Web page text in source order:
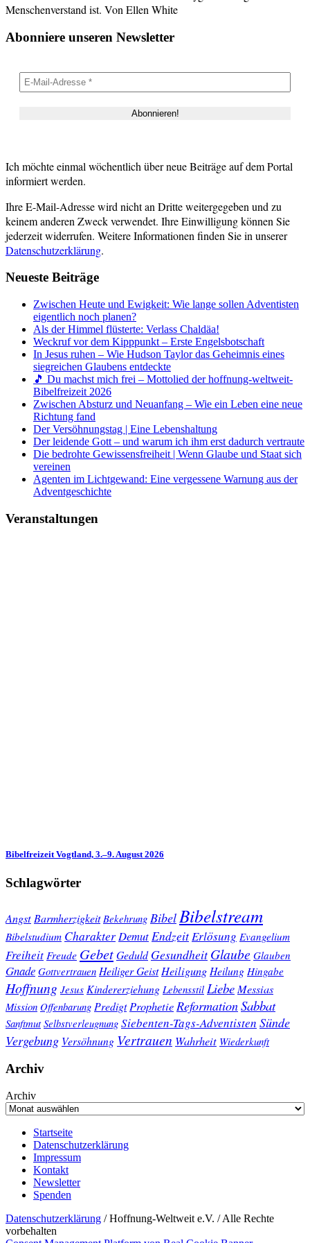
Menschenverstand ist. Von Ellen White
Abonniere unseren Newsletter
Ich möchte einmal wöchentlich über neue Beiträge auf dem Portal
informiert werden.
Ihre E-Mail-Adresse wird nicht an Dritte weitergegeben und zu
keinem anderen Zweck verwendet. Ihre Einwilligung können Sie
jederzeit widerrufen. Weitere Informationen finden Sie in unserer
Datenschutzerklärung.
Neueste Beiträge
Zwischen Heute und Ewigkeit: Wie lange sollen Adventisten
eigentlich noch planen?
Als der Himmel flüsterte: Verlass Chaldäa!
Weckruf vor dem Kipppunkt – Erste Engelsbotschaft
In Jesus ruhen – Wie Hudson Taylor das Geheimnis eines
siegreichen Glaubens entdeckte
🎵 Du machst mich frei – Mottolied der hoffnung-weltweit-
Bibelfreizeit 2026
Zwischen Absturz und Neuanfang – Wie ein Leben eine neue
Richtung fand
Der Versöhnungstag | Eine Lebenshaltung
Der leidende Gott – und warum ich ihm erst dadurch vertraute
Die bedrohte Gewissensfreiheit | Wenn Glaube und Staat sich
vereinen
Agenten im Lichtgewand: Eine vergessene Warnung aus der
Adventgeschichte
Veranstaltungen
Bibelfreizeit Vogtland, 3.–9. August 2026
Schlagwörter
Angst Barmherzigkeit Bekehrung Bibel Bibelstream
Bibelstudium Charakter Demut EndzeitErlösung Evangelium
Freiheit Freude GebetGeduld Gesundheit Glaube Glauben
Gnade Gottvertrauen Heiliger Geist Heiligung Heilung Hingabe
Hoffnung Jesus Kindererziehung Lebensstil Liebe Messias
Mission Offenbarung Predigt Prophetie ReformationSabbat
Sanftmut Selbstverleugnung Siebenten-Tags-Adventisten Sünde
Vergebung Versöhnung Vertrauen Wahrheit Wiederkunft
Archiv
Archiv
Startseite
Datenschutzerklärung
Impressum
Kontakt
Newsletter
Spenden
Datenschutzerklärung / Hoffnung-Weltweit e.V. / Alle Rechte
vorbehalten